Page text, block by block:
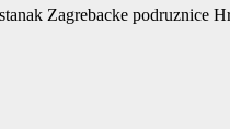
Zagrebacke